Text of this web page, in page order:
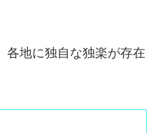
各地に独自な独楽が存在